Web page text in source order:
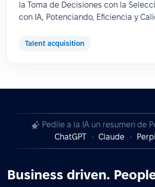
la Toma de Decisiones con la
con IA, Potenciando, Eficiencia y
Talent acquisition
Pedile a la IA un resumen de
ChatGPT
Claude
Business driven.